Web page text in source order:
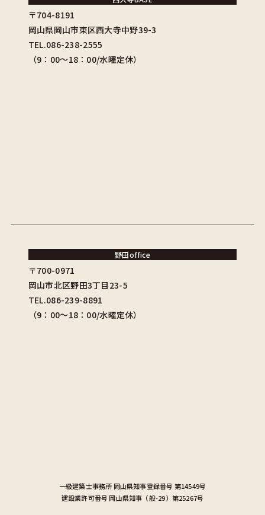
一級建築士事務所 岡山県知事登録番号 第14549号
建設業許可番号 岡山県知事（般-29）第25267号
〒704-8191
岡山県岡山市東区西大寺中野39-3
TEL.086-238-2555
（9：00〜18：00/水曜定休）
野田office
〒700-0971
岡山市北区野田3丁目23-5
TEL.086-239-8891
（9：00〜18：00/水曜定休）